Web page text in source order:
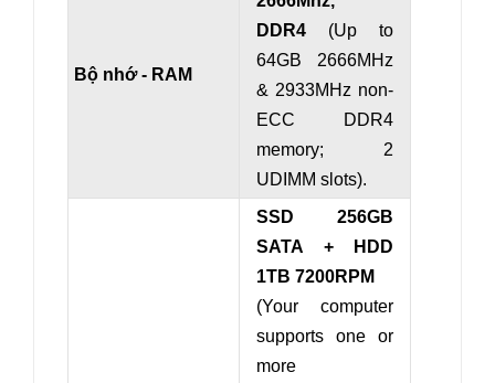
Bộ nhớ - RAM
DDR4
(Up to
64GB 2666MHz
& 2933MHz non-
ECC DDR4
memory; 2
UDIMM slots).
SSD 256GB
SATA + HDD
1TB 7200RPM
(Your computer
supports one or
more